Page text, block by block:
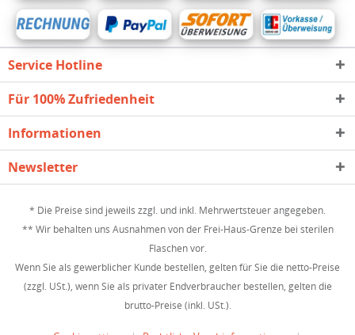
Service Hotline
Für 100% Zufriedenheit
Informationen
Newsletter
* Die Preise sind jeweils zzgl. und inkl. Mehrwertsteuer angegeben.
** Wir behalten uns Ausnahmen von der Frei-Haus-Grenze bei sterilen
Flaschen vor.
Wenn Sie als gewerblicher Kunde bestellen, gelten für Sie die netto-Preise
(zzgl. USt.), wenn Sie als privater Endverbraucher bestellen, gelten die
brutto-Preise (inkl. USt.).